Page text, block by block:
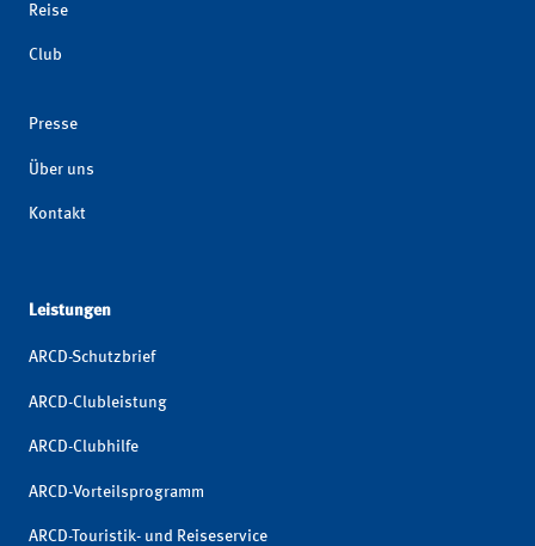
Reise
Club
Presse
Über uns
Kontakt
Leistungen
ARCD-Schutzbrief
ARCD-Clubleistung
ARCD-Clubhilfe
ARCD-Vorteilsprogramm
ARCD-Touristik- und Reiseservice